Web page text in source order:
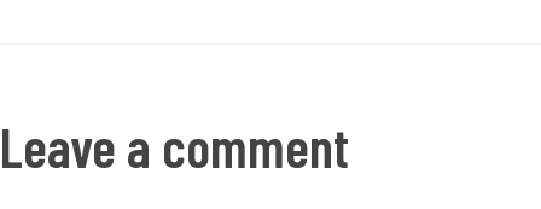
Leave a comment